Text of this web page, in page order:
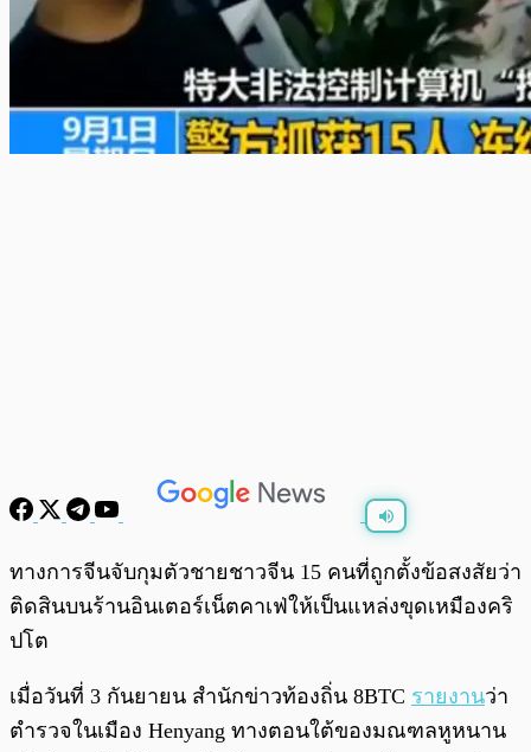
พร้อมเล่น 0:00/ 0:00
ทางการจีนจับกุมตัวชายชาวจีน 15 คนที่ถูกตั้งข้อสงสัยว่า
ติดสินบนร้านอินเตอร์เน็ตคาเฟ่ให้เป็นแหล่งขุดเหมืองคริ
ปโต
เมื่อวันที่ 3 กันยายน สำนักข่าวท้องถิ่น 8BTC รายงานว่า
ตำรวจในเมือง Henyang ทางตอนใต้ของมณฑลหูหนาน